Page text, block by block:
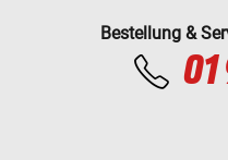
Bestellung &
01